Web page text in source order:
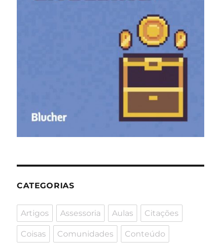
CATEGORIAS
Artigos Assessoria Aulas Citações
Coisas Comunidades Conteúdo